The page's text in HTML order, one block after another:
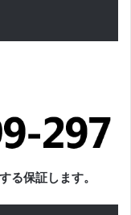
る保証します。